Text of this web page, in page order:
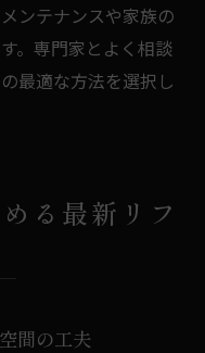
ンテナンスや家族の
。専門家とよく相談
最適な方法を選択し
る最新リフ
間の工夫